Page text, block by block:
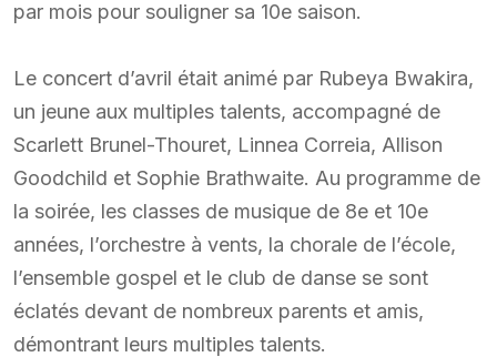
par mois pour souligner sa 10e saison.
Le concert d’avril était animé par Rubeya Bwakira,
un jeune aux multiples talents, accompagné de
Scarlett Brunel-Thouret, Linnea Correia, Allison
Goodchild et Sophie Brathwaite. Au programme de
la soirée, les classes de musique de 8e et 10e
années, l’orchestre à vents, la chorale de l’école,
l’ensemble gospel et le club de danse se sont
éclatés devant de nombreux parents et amis,
démontrant leurs multiples talents.